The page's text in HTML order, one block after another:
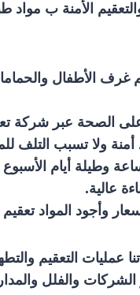
الأمنة ب مواد
غرف الأطفال
الصحة عبر شركة
ولا تسبب التلف
عالية.
وأجود المواد
التعقيم
الشركات والفلل